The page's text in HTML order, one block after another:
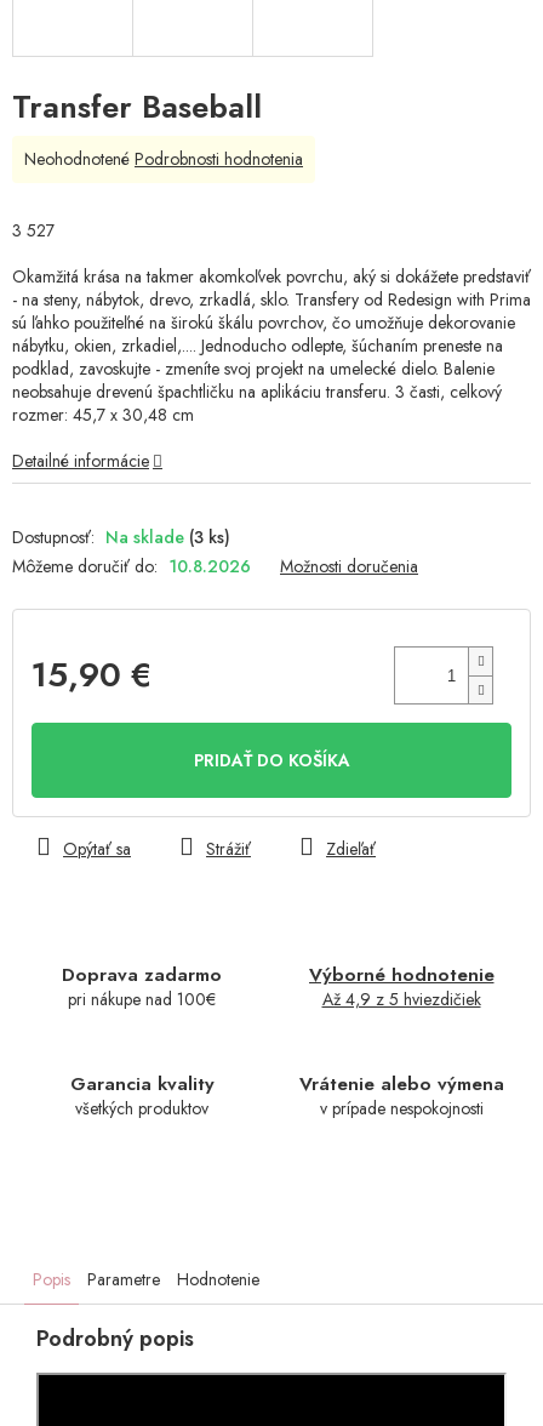
Transfer Baseball
Na sklade (3 ks)
Môžeme doručiť do: 10.8.2026 Možnosti doručenia
15,90 €
PRIDAŤ DO KOŠÍKA
Doprava zadarmo
pri nákupe nad 100€
Výborné hodnotenie
Až 4,9 z 5 hviezdičiek
Garancia kvality
všetkých produktov
Vrátenie alebo výmena
v prípade nespokojnosti
3 527
Okamžitá krása na takmer akomkoľvek povrchu, aký si dokážete predstaviť
- na steny, nábytok, drevo, zrkadlá, sklo. Transfery od Redesign with Prima
sú ľahko použiteľné na širokú škálu povrchov, čo umožňuje dekorovanie
nábytku, okien, zrkadiel,.... Jednoducho odlepte, šúchaním preneste na
podklad, zavoskujte - zmeníte svoj projekt na umelecké dielo. Balenie
neobsahuje drevenú špachtličku na aplikáciu transferu. 3 časti, celkový
rozmer: 45,7 x 30,48 cm
Detailné informácie
Opýtať sa Strážiť Zdieľať
Priemerné
je
z
5
hviezdičiek.
Neohodnotené Podrobnosti hodnotenia
Popis Parametre Hodnotenie
Podrobný popis